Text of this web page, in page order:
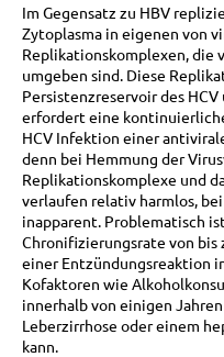
Im Gegensatz zu HBV
Zytoplasma in eigenen von
Replikationskomplexen, die
umgeben sind. Diese
Persistenzreservoir des
erfordert eine
HCV Infektion einer
denn bei Hemmung der
Replikationskomplexe und
verlaufen relativ harmlos,
inapparent. Problematisch
Chronifizierungsrate von bis
einer Entzündungsreaktion
Kofaktoren wie
innerhalb von einigen
Leberzirrhose oder einem
kann.